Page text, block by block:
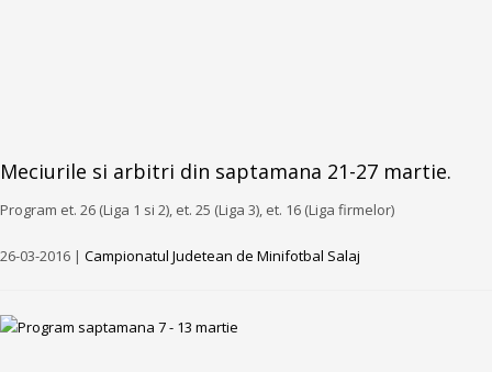
Meciurile si arbitri din saptamana 21-27 martie.
Program et. 26 (Liga 1 si 2), et. 25 (Liga 3), et. 16 (Liga firmelor)
26-03-2016 | Campionatul Judetean de Minifotbal Salaj